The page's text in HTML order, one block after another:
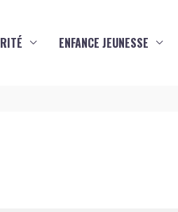
ENFANCE JEUNESSE